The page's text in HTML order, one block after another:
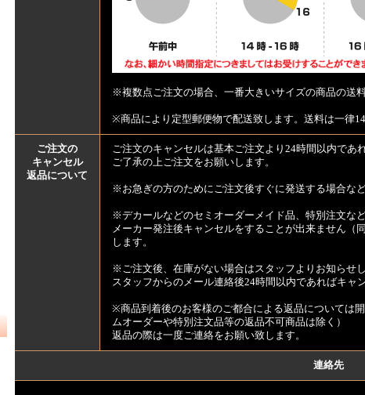
※複数点ご注文の場合、一番大きいサイズの商品の送
※商品により定型郵便物で配送致します。送料は一律
ご注文の
キャンセル
返品について
ご注文のキャンセルは基本ご注文より24時間以内であ
ご了承の上ご注文をお願いします。
※お急ぎの方のためにご注文後すぐに発送する場合な
※デカールなどのセミオーダーメイド品、特別注文な
メーカー発注後キャンセルをすることが出来ません（
します。
※ご注文後、在庫がない場合はスタッフよりお知らせ
スタッフからのメール連絡後24時間以内であればキャ
※商品到着後のお客様のご都合による返品については
ムオーダーや特別注文品等の返品不可商品は除く）
返品の際は一度ご連絡をお願い致します。
連絡先